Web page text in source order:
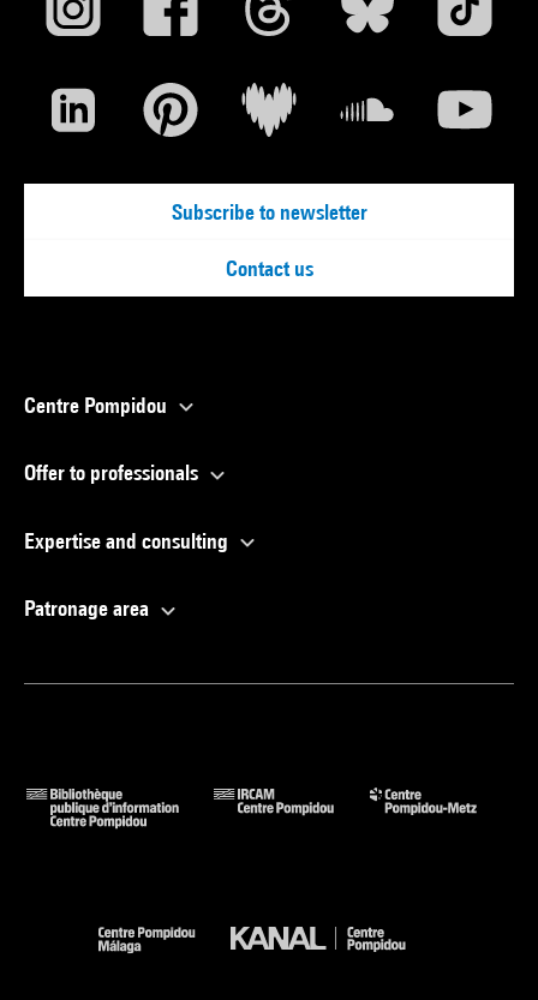
Subscribe to newsletter
Contact us
Centre Pompidou
Offer to professionals
Expertise and consulting
Patronage area